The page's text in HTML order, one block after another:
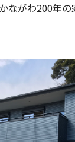
ながわ200年